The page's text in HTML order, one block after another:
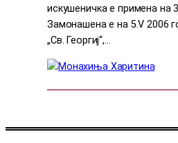
искушеничка е примена на
Замонашена е на 5.V 2006
„Св. Георгиј“,…